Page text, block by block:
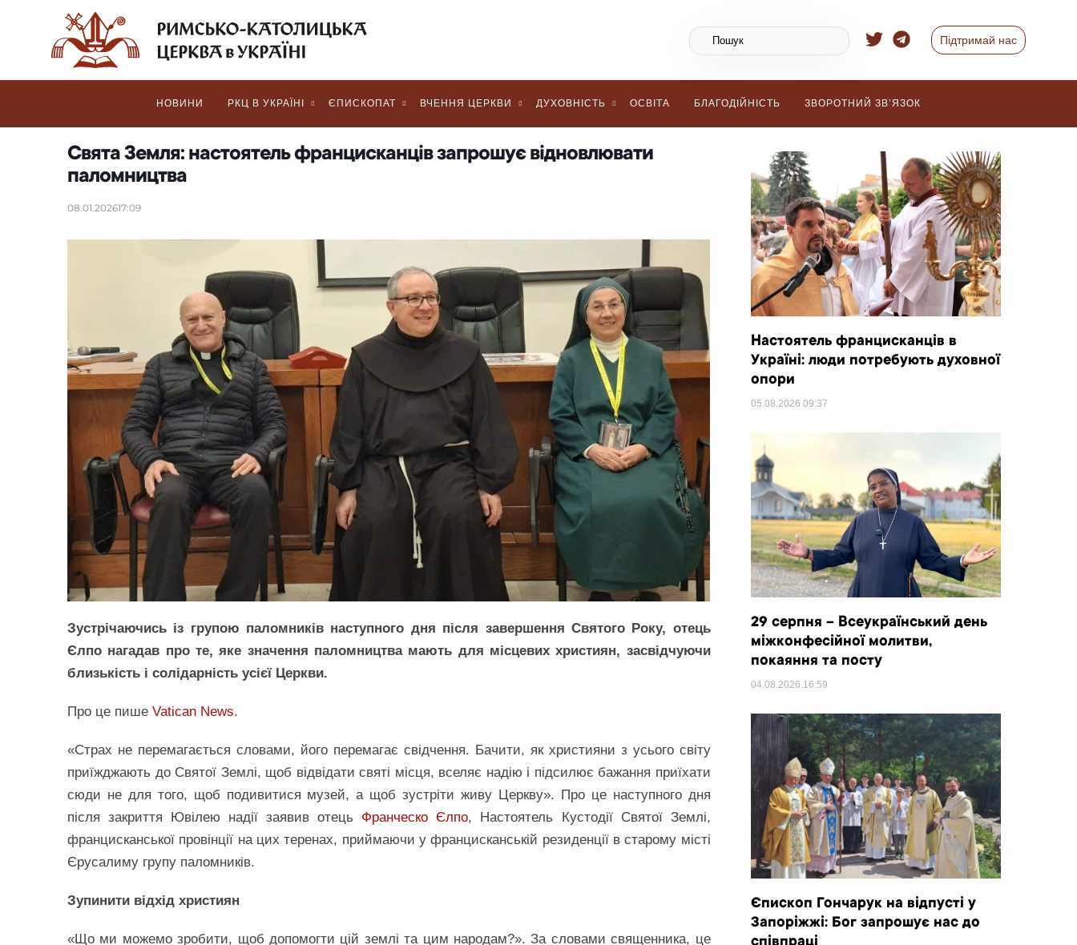
Підтримай нас
НОВИНИ РКЦ В УКРАЇНІ ЄПИСКОПАТ ВЧЕННЯ ЦЕРКВИ ДУХОВНІСТЬ ОСВІТА БЛАГОДІЙНІСТЬ ЗВОРОТНИЙ ЗВ’ЯЗОК
Свята Земля: настоятель францисканців запрошує відновлювати
паломництва
08.01.202617:09
Зустрічаючись із групою паломників наступного дня після завершення Святого Року, отець
Єлпо нагадав про те, яке значення паломництва мають для місцевих християн, засвідчуючи
близькість і солідарність усієї Церкви.
Про це пише Vatican News.
«Страх не перемагається словами, його перемагає свідчення. Бачити, як християни з усього світу
приїжджають до Святої Землі, щоб відвідати святі місця, вселяє надію і підсилює бажання приїхати
сюди не для того, щоб подивитися музей, а щоб зустріти живу Церкву». Про це наступного дня
після закриття Ювілею надії заявив отець Франческо Єлпо, Настоятель Кустодії Святої Землі,
францисканської провінції на цих теренах, приймаючи у францисканській резиденції в старому місті
Єрусалиму групу паломників.
Зупинити відхід християн
«Що ми можемо зробити, щоб допомогти цій землі та цим народам?». За словами священника, це
Настоятель францисканців в
Україні: люди потребують духовної
опори
05.08.2026 09:37
29 серпня – Всеукраїнський день
міжконфесійної молитви,
покаяння та посту
04.08.2026 16:59
Єпископ Гончарук на відпусті у
Запоріжжі: Бог запрошує нас до